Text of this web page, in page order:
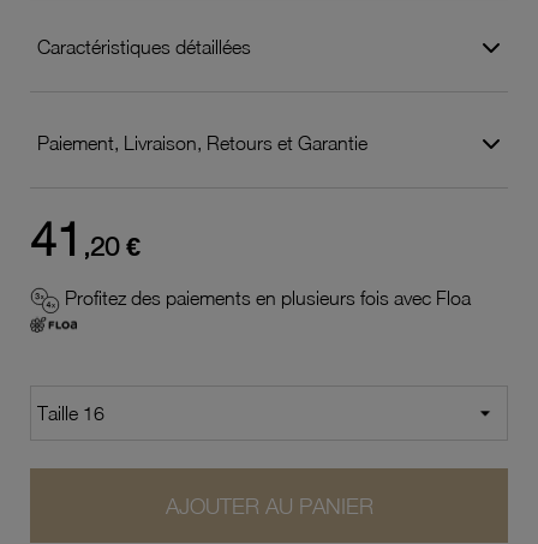
Caractéristiques détaillées
Paiement, Livraison, Retours et Garantie
41 ,20 €
Profitez des paiements en plusieurs fois avec Floa
AJOUTER AU PANIER